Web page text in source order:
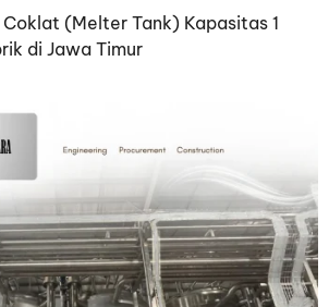
Coklat (Melter Tank) Kapasitas 1
di Jawa Timur